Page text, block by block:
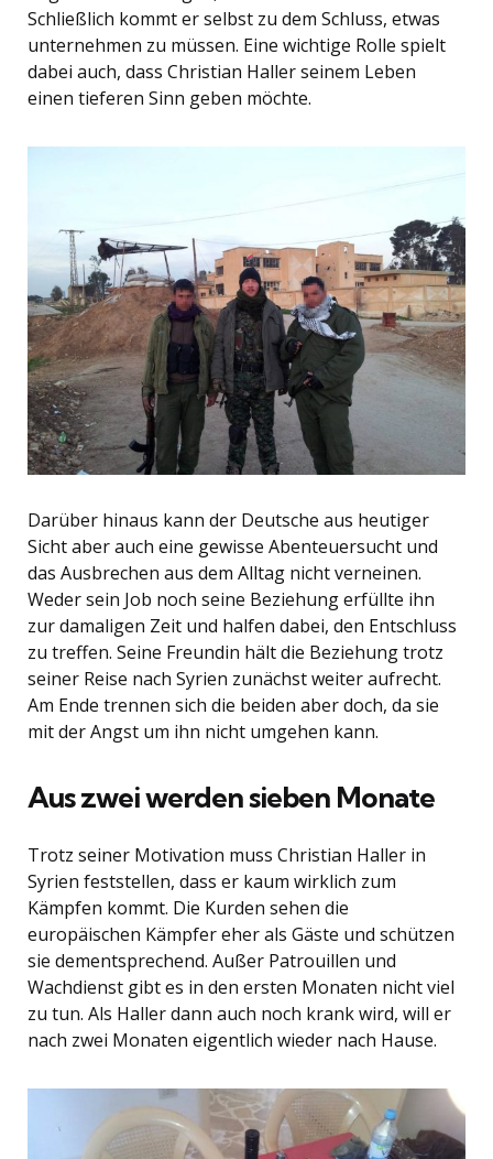
Schließlich kommt er selbst zu dem Schluss, etwas
unternehmen zu müssen. Eine wichtige Rolle spielt
dabei auch, dass Christian Haller seinem Leben
einen tieferen Sinn geben möchte.
Darüber hinaus kann der Deutsche aus heutiger
Sicht aber auch eine gewisse Abenteuersucht und
das Ausbrechen aus dem Alltag nicht verneinen.
Weder sein Job noch seine Beziehung erfüllte ihn
zur damaligen Zeit und halfen dabei, den Entschluss
zu treffen. Seine Freundin hält die Beziehung trotz
seiner Reise nach Syrien zunächst weiter aufrecht.
Am Ende trennen sich die beiden aber doch, da sie
mit der Angst um ihn nicht umgehen kann.
Aus zwei werden sieben Monate
Trotz seiner Motivation muss Christian Haller in
Syrien feststellen, dass er kaum wirklich zum
Kämpfen kommt. Die Kurden sehen die
europäischen Kämpfer eher als Gäste und schützen
sie dementsprechend. Außer Patrouillen und
Wachdienst gibt es in den ersten Monaten nicht viel
zu tun. Als Haller dann auch noch krank wird, will er
nach zwei Monaten eigentlich wieder nach Hause.